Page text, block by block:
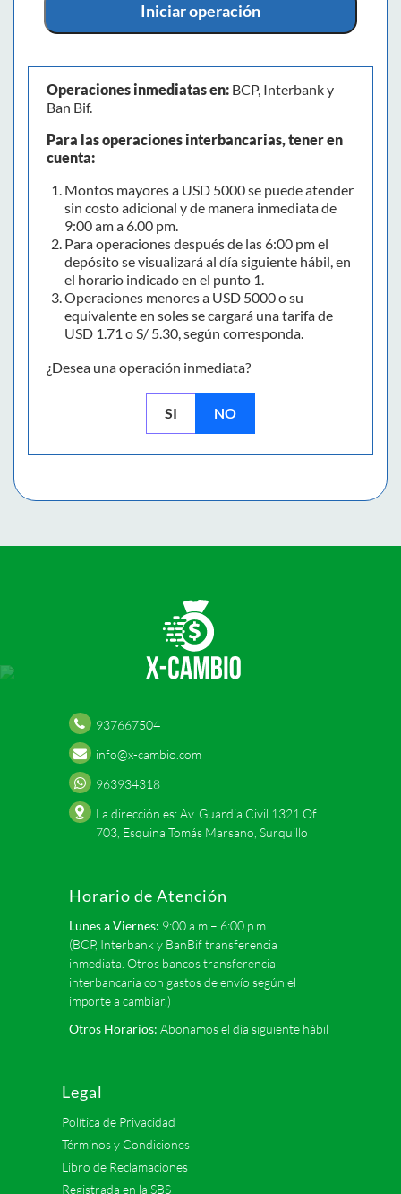
Iniciar operación
Operaciones inmediatas en: BCP, Interbank y
Ban Bif.
Para las operaciones interbancarias, tener en
cuenta:
Montos mayores a USD 5000 se puede atender
sin costo adicional y de manera inmediata de
9:00 am a 6.00 pm.
Para operaciones después de las 6:00 pm el
depósito se visualizará al día siguiente hábil, en
el horario indicado en el punto 1.
Operaciones menores a USD 5000 o su
equivalente en soles se cargará una tarifa de
USD 1.71 o S/ 5.30, según corresponda.
¿Desea una operación inmediata?
SI NO
937667504
info@x-cambio.com
963934318
La dirección es: Av. Guardia Civil 1321 Of
703, Esquina Tomás Marsano, Surquillo
Horario de Atención
Lunes a Viernes: 9:00 a.m – 6:00 p.m.
(BCP, Interbank y BanBif transferencia
inmediata. Otros bancos transferencia
interbancaria con gastos de envío según el
importe a cambiar.)
Otros Horarios: Abonamos el día siguiente hábil
Legal
Política de Privacidad
Términos y Condiciones
Libro de Reclamaciones
Registrada en la SBS